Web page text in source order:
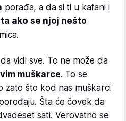
porađa, a da si ti u kafani i
ako se njoj nešto
vidi sve. To ne može da
muškarce. To se
zato što kod nas muškarci
Šta će čovek da
sati. Verovatno se